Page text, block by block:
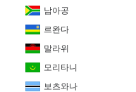
남아공
르완다
말라위
모리타니
보츠와나